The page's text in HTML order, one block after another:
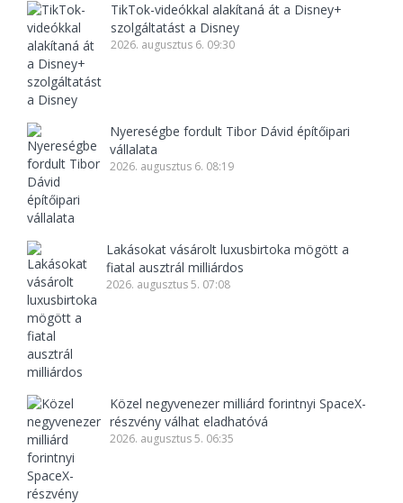
TikTok-videókkal alakítaná át a Disney+
szolgáltatást a Disney
2026. augusztus 6. 09:30
Nyereségbe fordult Tibor Dávid építőipari
vállalata
2026. augusztus 6. 08:19
Lakásokat vásárolt luxusbirtoka mögött a
fiatal ausztrál milliárdos
2026. augusztus 5. 07:08
Közel negyvenezer milliárd forintnyi SpaceX-
részvény válhat eladhatóvá
2026. augusztus 5. 06:35